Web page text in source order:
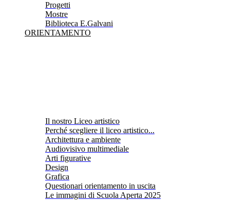
Progetti
Mostre
Biblioteca E.Galvani
ORIENTAMENTO
Il nostro Liceo artistico
Perché scegliere il liceo artistico...
Architettura e ambiente
Audiovisivo multimediale
Arti figurative
Design
Grafica
Questionari orientamento in uscita
Le immagini di Scuola Aperta 2025